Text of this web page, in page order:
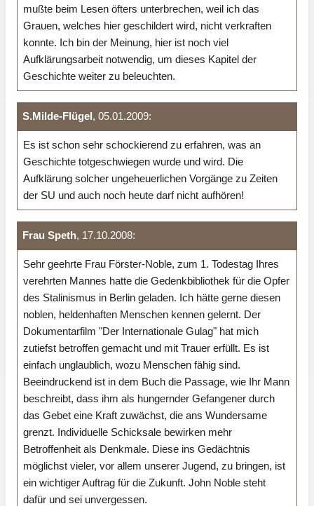
mußte beim Lesen öfters unterbrechen, weil ich das
Grauen, welches hier geschildert wird, nicht verkraften
konnte. Ich bin der Meinung, hier ist noch viel
Aufklärungsarbeit notwendig, um dieses Kapitel der
Geschichte weiter zu beleuchten.
S.Milde-Flügel, 05.01.2009:
Es ist schon sehr schockierend zu erfahren, was an
Geschichte totgeschwiegen wurde und wird. Die
Aufklärung solcher ungeheuerlichen Vorgänge zu Zeiten
der SU und auch noch heute darf nicht aufhören!
Frau Speth, 17.10.2008:
Sehr geehrte Frau Förster-Noble, zum 1. Todestag Ihres
verehrten Mannes hatte die Gedenkbibliothek für die Opfer
des Stalinismus in Berlin geladen. Ich hätte gerne diesen
noblen, heldenhaften Menschen kennen gelernt. Der
Dokumentarfilm "Der Internationale Gulag" hat mich
zutiefst betroffen gemacht und mit Trauer erfüllt. Es ist
einfach unglaublich, wozu Menschen fähig sind.
Beeindruckend ist in dem Buch die Passage, wie Ihr Mann
beschreibt, dass ihm als hungernder Gefangener durch
das Gebet eine Kraft zuwächst, die ans Wundersame
grenzt. Individuelle Schicksale bewirken mehr
Betroffenheit als Denkmale. Diese ins Gedächtnis
möglichst vieler, vor allem unserer Jugend, zu bringen, ist
ein wichtiger Auftrag für die Zukunft. John Noble steht
dafür und sei unvergessen.